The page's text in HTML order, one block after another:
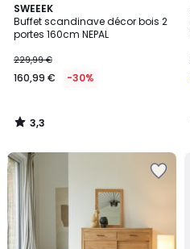
SWEEEK
Buffet scandinave décor bois 2
portes 160cm NEPAL
229,99 €
160,99 € -30%
3,3
/ 5
3,3
/